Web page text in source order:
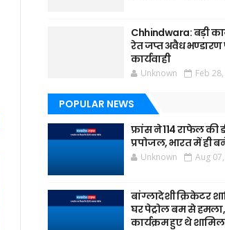
Chhindwara: बड़ी
रेत जप्त अवैध भण्डारण
कार्यवाही
Unknown Feb
POPULAR NEWS
फ्रांस ने 114 राफेल
प्रपोजल, भारत में ही
Unknown Aug
बांग्लादेशी क्रिकेटर
घर पेट्रोल बम से
कार्यक्रम हुए थे शामिल